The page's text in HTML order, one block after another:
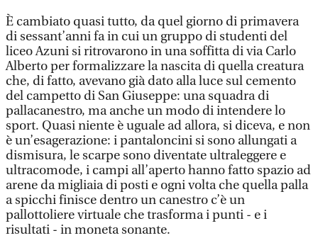
È cambiato quasi tutto, da quel giorno di primavera
di sessant’anni fa in cui un gruppo di studenti del
liceo Azuni si ritrovarono in una soffitta di via Carlo
Alberto per formalizzare la nascita di quella creatura
che, di fatto, avevano già dato alla luce sul cemento
del campetto di San Giuseppe: una squadra di
pallacanestro, ma anche un modo di intendere lo
sport. Quasi niente è uguale ad allora, si diceva, e non
è un’esagerazione: i pantaloncini si sono allungati a
dismisura, le scarpe sono diventate ultraleggere e
ultracomode, i campi all’aperto hanno fatto spazio ad
arene da migliaia di posti e ogni volta che quella palla
a spicchi finisce dentro un canestro c’è un
pallottoliere virtuale che trasforma i punti - e i
risultati - in moneta sonante.